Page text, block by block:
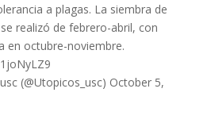
a plagas. La siembra de
realizó de febrero-abril, con
en octubre-noviembre.
(@Utopicos_usc) October 5,